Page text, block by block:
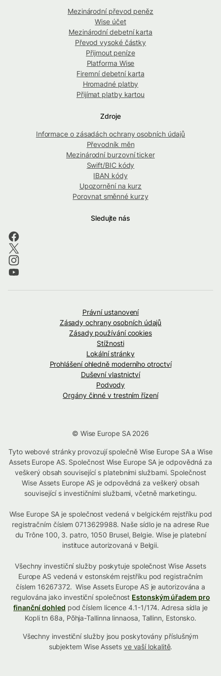
Mezinárodní převod peněz
Wise účet
Mezinárodní debetní karta
Převod vysoké částky
Přijmout peníze
Platforma Wise
Firemní debetní karta
Hromadné platby
Přijímat platby kartou
Zdroje
Informace o zásadách ochrany osobních údajů
Převodník měn
Mezinárodní burzovní ticker
Swift/BIC kódy
IBAN kódy
Upozornění na kurz
Porovnat směnné kurzy
Sledujte nás
Právní ustanovení
Zásady ochrany osobních údajů
Zásady používání cookies
Stížnosti
Lokální stránky
Prohlášení ohledně moderního otroctví
Duševní vlastnictví
Podvody
Orgány činné v trestním řízení
© Wise Europe SA 2026
Tyto webové stránky provozují společně Wise Europe SA a Wise
Assets Europe AS. Společnost Wise Europe SA je odpovědná za
veškerý obsah související s platebními službami. Společnost
Wise Assets Europe AS je odpovědná za veškerý obsah
související s investičními službami, včetně marketingu.
Wise Europe SA je společnost vedená v belgickém rejstříku pod
registračním číslem 0713629988. Naše sídlo je na adrese Rue
du Trône 100, 3. patro, 1050 Brusel, Belgie. Wise je platební
instituce autorizovaná v Belgii.
Všechny investiční služby poskytuje společnost Wise Assets
Europe AS vedená v estonském rejstříku pod registračním
číslem 16267372. Wise Assets Europe AS je autorizována a
regulována jako investiční společnost Estonským úřadem pro
finanční dohled pod číslem licence 4.1-1/174. Adresa sídla je
Kopli tn 68a, Põhja-Tallinna linnaosa, Tallinn, Estonsko.
Všechny investiční služby jsou poskytovány příslušným
subjektem Wise Assets ve vaší lokalitě.